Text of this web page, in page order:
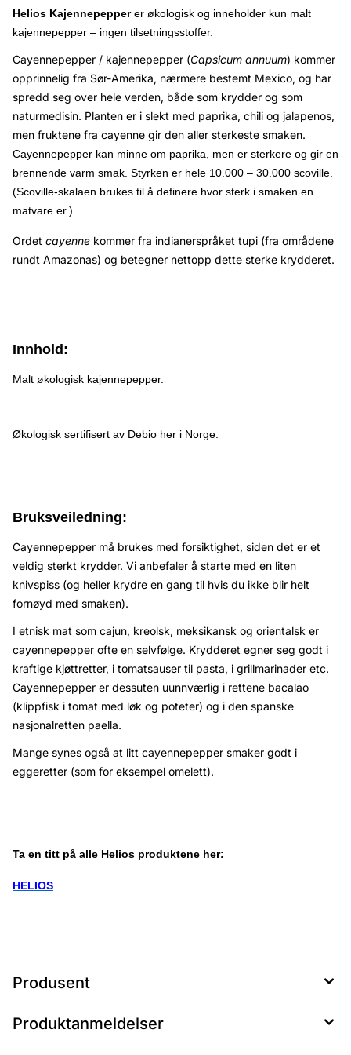
Helios Kajennepepperer økologisk og inneholder kun malt
kajennepepper – ingen tilsetningsstoffer.
Cayennepepper / kajennepepper (Capsicum annuum) kommer
opprinnelig fra Sør-Amerika, nærmere bestemt Mexico, og har
spredd seg over hele verden, både som krydder og som
naturmedisin. Planten er i slekt med paprika, chili og jalapenos,
men fruktene fra cayenne gir den aller sterkeste smaken.
Cayennepepper kan minne om paprika, men er sterkere og gir en
brennende varm smak. Styrken er hele 10.000 – 30.000 scoville.
(Scoville-skalaen brukes til å definere hvor sterk i smaken en
matvare er.)
Ordet cayenne kommer fra indianerspråket tupi (fra områdene
rundt Amazonas) og betegner nettopp dette sterke krydderet.
Innhold:
Malt økologisk kajennepepper.
Økologisk sertifisert av Debio her i Norge.
Bruksveiledning:
Cayennepepper må brukes med forsiktighet, siden det er et
veldig sterkt krydder. Vi anbefaler å starte med en liten
knivspiss (og heller krydre en gang til hvis du ikke blir helt
fornøyd med smaken).
I etnisk mat som cajun, kreolsk, meksikansk og orientalsk er
cayennepepper ofte en selvfølge. Krydderet egner seg godt i
kraftige kjøttretter, i tomatsauser til pasta, i grillmarinader etc.
Cayennepepper er dessuten uunnværlig i rettene bacalao
(klippfisk i tomat med løk og poteter) og i den spanske
nasjonalretten paella.
Mange synes også at litt cayennepepper smaker godt i
eggeretter (som for eksempel omelett).
Ta en titt på alle Helios produktene her:
HELIOS
Produsent
Produktanmeldelser